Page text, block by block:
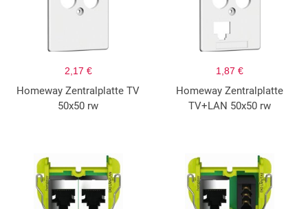
2,17 €
Homeway Zentralplatte TV
50x50 rw
1,87 €
Homeway Zentralplatte
TV+LAN 50x50 rw